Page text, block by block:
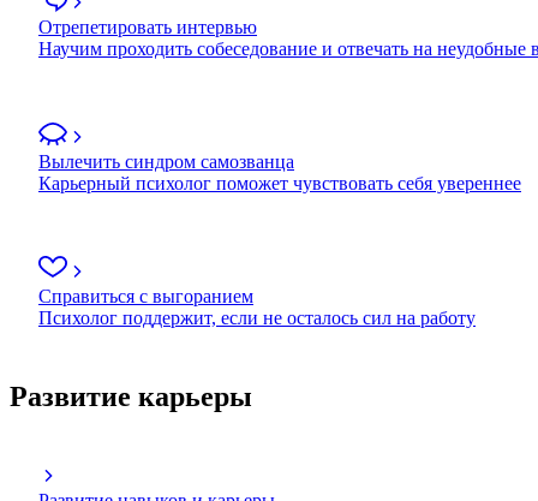
Отрепетировать интервью
Научим проходить собеседование и отвечать на неудобные
Вылечить синдром самозванца
Карьерный психолог поможет чувствовать себя увереннее
Справиться с выгоранием
Психолог поддержит, если не осталось сил на работу
Развитие карьеры